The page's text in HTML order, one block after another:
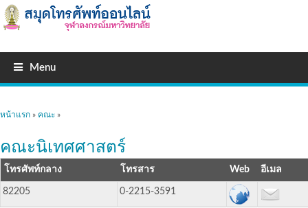
Menu
คุณอยู่ที่นี่
หน้าแรก » คณะ »
คณะนิเทศศาสตร์
โทรศัพท์กลาง โทรสาร อีเมล
82205 0-2215-3591